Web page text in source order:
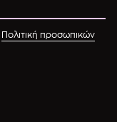
Πολιτική προσωπικών